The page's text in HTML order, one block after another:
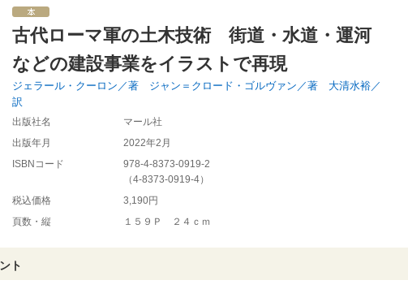
古代ローマ軍の土木技術 街道・水道・運河
などの建設事業をイラストで再現
ジェラール・クーロン／著 ジャン＝クロード・ゴルヴァン／著 大清水裕／
訳
出版社名
マール社
出版年月
2022年2月
ISBNコード
978-4-8373-0919-2
（4-8373-0919-4）
税込価格
3,190円
頁数・縦
１５９Ｐ ２４ｃｍ
ト